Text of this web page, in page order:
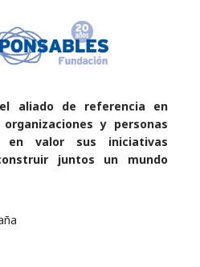
el aliado de referencia en
y personas
en valor sus iniciativas
juntos un mundo